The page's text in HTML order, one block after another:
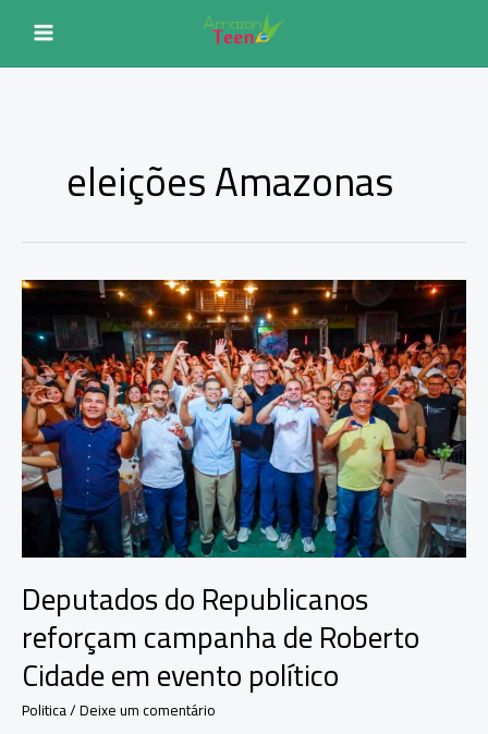
conteúdo
eleições Amazonas
Deputados do Republicanos
reforçam campanha de Roberto
Cidade em evento político
Politica/Deixe um comentário